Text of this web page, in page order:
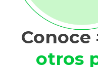
Conoce
otros